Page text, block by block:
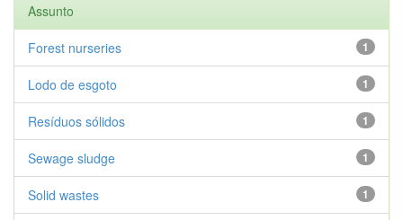
Assunto
1
Forest nurseries
1
Lodo de esgoto
1
Resíduos sólidos
1
Sewage sludge
1
Solid wastes